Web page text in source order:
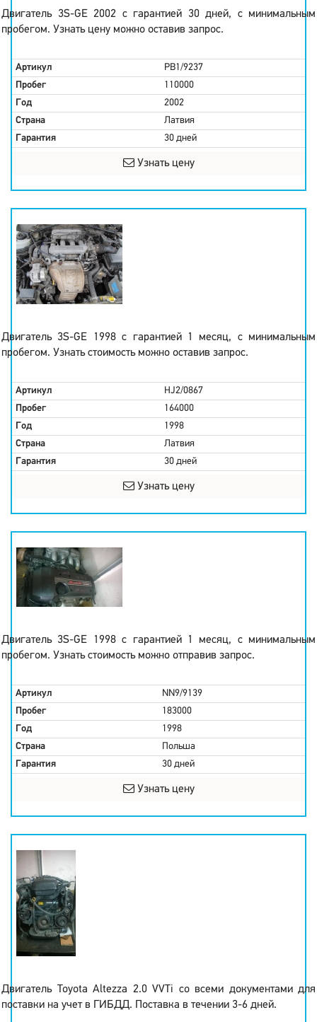
Двигатель 3S-GE 2002 с гарантией 30 дней, с минимальным
пробегом. Узнать цену можно оставив запрос.
Артикул
PB1/9237
Пробег
110000
Год
2002
Страна
Латвия
Гарантия
30 дней
Узнать цену
Двигатель 3S-GE 1998 с гарантией 1 месяц, с минимальным
пробегом. Узнать стоимость можно оставив запрос.
Артикул
HJ2/0867
Пробег
164000
Год
1998
Страна
Латвия
Гарантия
30 дней
Узнать цену
Двигатель 3S-GE 1998 с гарантией 1 месяц, с минимальным
пробегом. Узнать стоимость можно отправив запрос.
Артикул
NN9/9139
Пробег
183000
Год
1998
Страна
Польша
Гарантия
30 дней
Узнать цену
Двигатель Toyota Altezza 2.0 VVTi со всеми документами для
поставки на учет в ГИБДД. Поставка в течении 3-6 дней.